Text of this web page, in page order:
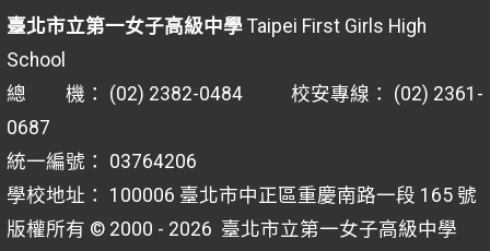
臺北市立第一女子高級中學Taipei First Girls High
School
總 機： (02) 2382-0484 校安專線： (02) 2361-
0687
統一編號： 03764206
學校地址： 100006 臺北市中正區重慶南路一段 165 號
版權所有 © 2000 - 2026 臺北市立第一女子高級中學